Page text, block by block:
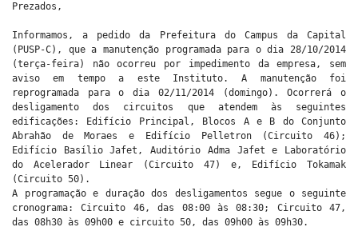
Prezados,
Informamos, a pedido da Prefeitura do Campus da Capital
(PUSP-C), que a manutenção programada para o dia 28/10/2014
(terça-feira) não ocorreu por impedimento da empresa, sem
aviso em tempo a este Instituto. A manutenção foi
reprogramada para o dia 02/11/2014 (domingo). Ocorrerá o
desligamento dos circuitos que atendem às seguintes
edificações: Edifício Principal, Blocos A e B do Conjunto
Abrahão de Moraes e Edifício Pelletron (Circuito 46);
Edifício Basílio Jafet, Auditório Adma Jafet e Laboratório
do Acelerador Linear (Circuito 47) e, Edifício Tokamak
(Circuito 50).
A programação e duração dos desligamentos segue o seguinte
cronograma: Circuito 46, das 08:00 às 08:30; Circuito 47,
das 08h30 às 09h00 e circuito 50, das 09h00 às 09h30.